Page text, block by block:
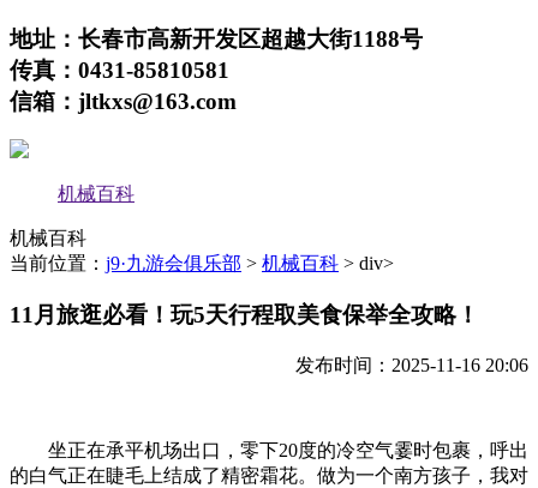
地址：长春市高新开发区超越大街1188号
传真：0431-85810581
信箱：jltkxs@163.com
机械百科
机械百科
当前位置： j9·九游会俱乐部 > 机械百科 > div>
11月旅逛必看！玩5天行程取美食保举全攻略！
发布时间：2025-11-16 20:06
坐正在承平机场出口，零下20度的冷空气霎时包裹，呼出
的白气正在睫毛上结成了精密霜花。做为一个南方孩子，我对